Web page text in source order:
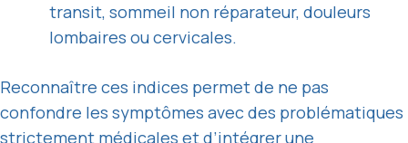
transit, sommeil non réparateur, douleurs
lombaires ou cervicales.
Reconnaître ces indices permet de ne pas
confondre les symptômes avec des problématiques
strictement médicales et d’intégrer une